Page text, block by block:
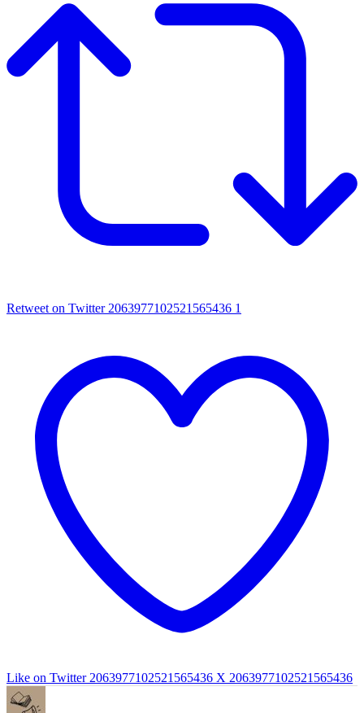
Retweet on Twitter 2063977102521565436 1
Like on Twitter 2063977102521565436 X 2063977102521565436